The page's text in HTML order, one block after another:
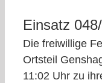
Einsatz
Die freiwillige
Ortsteil
11:02 Uhr zu